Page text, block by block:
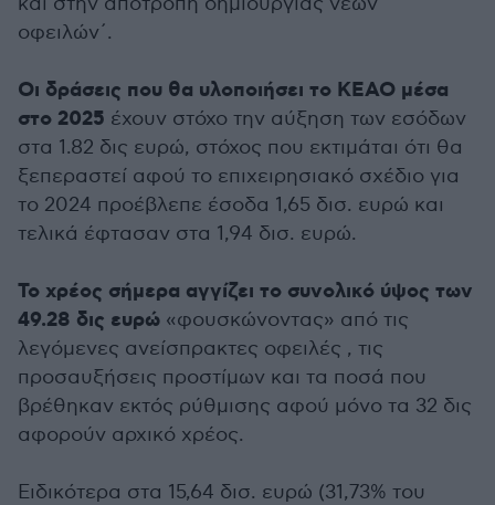
οφειλών΄.
Οι δράσεις που θα υλοποιήσει το ΚΕΑΟ μέσα
στο 2025 έχουν στόχο την αύξηση των εσόδων
στα 1.82 δις ευρώ, στόχος που εκτιμάται ότι θα
ξεπεραστεί αφού το επιχειρησιακό σχέδιο για
το 2024 προέβλεπε έσοδα 1,65 δισ. ευρώ και
τελικά έφτασαν στα 1,94 δισ. ευρώ.
Το χρέος σήμερα αγγίζει το συνολικό ύψος των
49.28 δις ευρώ «φουσκώνοντας» από τις
λεγόμενες ανείσπρακτες οφειλές , τις
προσαυξήσεις προστίμων και τα ποσά που
βρέθηκαν εκτός ρύθμισης αφού μόνο τα 32 δις
αφορούν αρχικό χρέος.
Ειδικότερα στα 15,64 δισ. ευρώ (31,73% του